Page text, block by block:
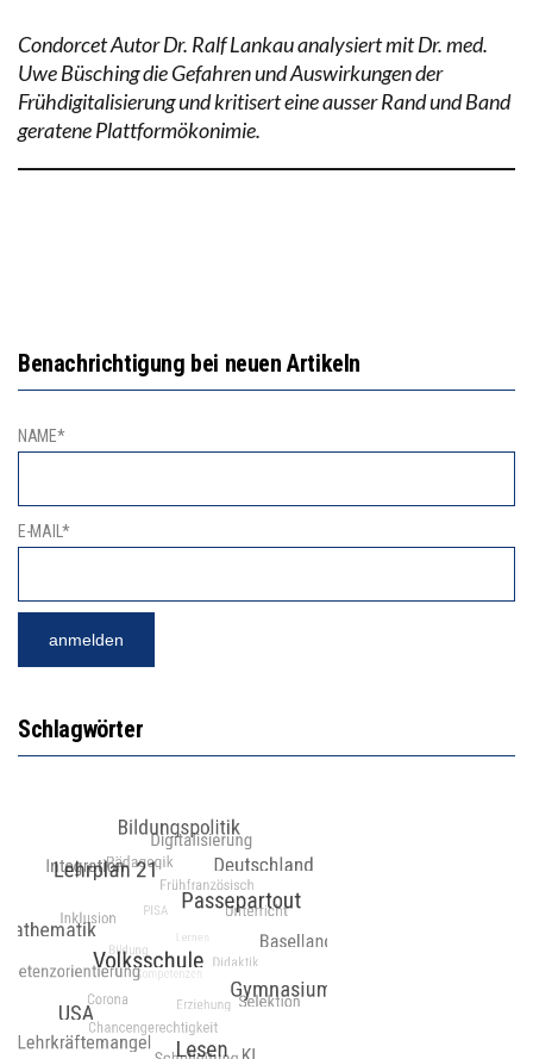
Condorcet Autor Dr. Ralf Lankau analysiert mit Dr. med.
Uwe Büsching die Gefahren und Auswirkungen der
Frühdigitalisierung und kritisert eine ausser Rand und Band
geratene Plattformökonimie.
Benachrichtigung bei neuen Artikeln
NAME*
E-MAIL*
Schlagwörter